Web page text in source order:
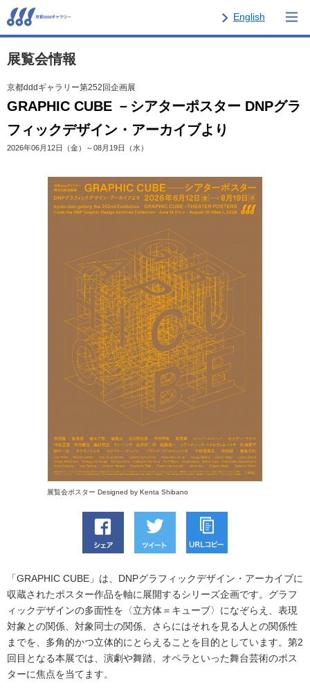
English
展覧会情報
京都dddギャラリー第252回企画展
GRAPHIC CUBE －シアターポスター DNPグラ
フィックデザイン・アーカイブより
2026年06月12日（金）～08月19日（水）
展覧会ポスター Designed by Kenta Shibano
「GRAPHIC CUBE」は、DNPグラフィックデザイン・アーカイブに
収蔵されたポスター作品を軸に展開するシリーズ企画です。グラフ
ィックデザインの多面性を〈立方体＝キューブ〉になぞらえ、表現
対象との関係、対象同士の関係、さらにはそれを見る人との関係性
までを、多角的かつ立体的にとらえることを目的としています。第2
回目となる本展では、演劇や舞踏、オペラといった舞台芸術のポス
ターに焦点を当てます。